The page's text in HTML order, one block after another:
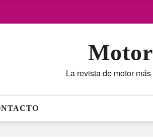
La revista de motor